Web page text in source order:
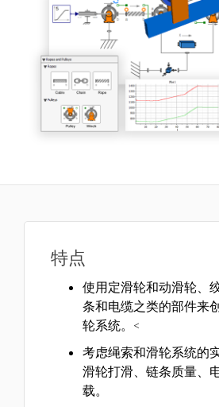
特点
使用定滑轮和动滑轮、
条和电缆之类的部件来
轮系统。<
考虑绳索和滑轮系统的
滑轮打滑、链条质量、
载。